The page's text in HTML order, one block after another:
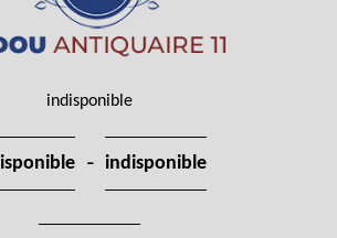
indisponible
- indisponible